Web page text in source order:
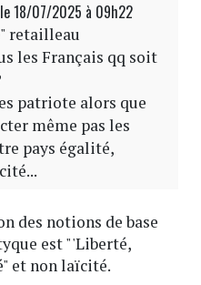
le 18/07/2025 à 09h22
retailleau
les Français qq soit
patriote alors que
même pas les
pays égalité,
des notions de base
est "'Liberté,
et non laïcité.